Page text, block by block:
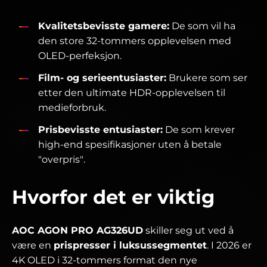
Kvalitetsbevisste gamere: De som vil ha
den store 32-tommers opplevelsen med
OLED-perfeksjon.
Film- og serieentusiaster: Brukere som ser
etter den ultimate HDR-opplevelsen til
medieforbruk.
Prisbevisste entusiaster: De som krever
high-end spesifikasjoner uten å betale
"overpris".
Hvorfor det er viktig
AOC AGON PRO AG326UD skiller seg ut ved å
være en prispresser i luksussegmentet. I 2026 er
4K OLED i 32-tommers format den nye